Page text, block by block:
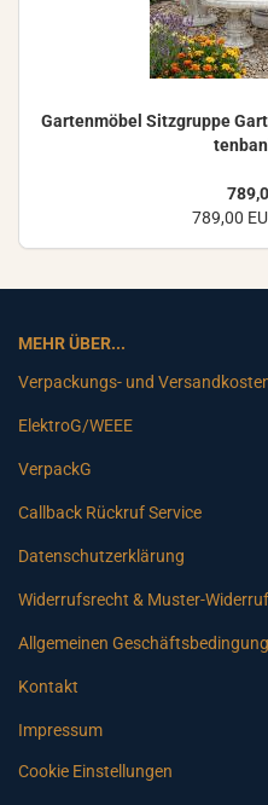
Gar­ten­mö­bel Sitz­grup­pe
789,00
MEHR ÜBER...
Verpackungs- und
ElektroG/WEEE
VerpackG
Callback Rückruf Service
Datenschutzerklärung
Widerrufsrecht & Muster-
Allgemeinen
Kontakt
Impressum
Cookie Einstellungen